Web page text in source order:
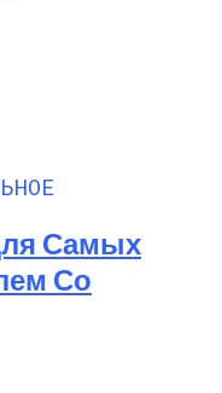
Самых
Со